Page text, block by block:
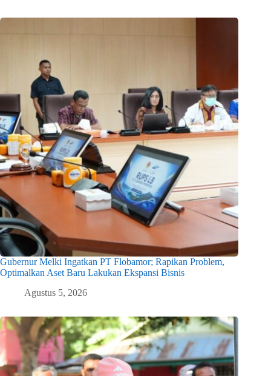
Gubernur Melki Ingatkan PT Flobamor; Rapikan Problem,
Optimalkan Aset Baru Lakukan Ekspansi Bisnis
Agustus 5, 2026